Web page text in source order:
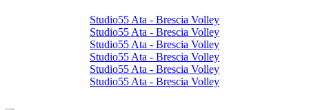
Studio55 Ata - Brescia Volley
Studio55 Ata - Brescia Volley
Studio55 Ata - Brescia Volley
Studio55 Ata - Brescia Volley
Studio55 Ata - Brescia Volley
Studio55 Ata - Brescia Volley